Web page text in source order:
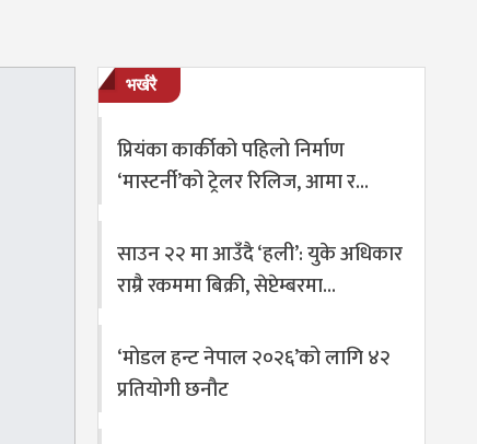
भर्खरै
प्रियंका कार्कीको पहिलो निर्माण
‘मास्टर्नी’को ट्रेलर रिलिज, आमा र…
साउन २२ मा आउँदै ‘हली’: युके अधिकार
राम्रै रकममा बिक्री, सेप्टेम्बरमा…
‘मोडल हन्ट नेपाल २०२६’को लागि ४२
प्रतियोगी छनौट